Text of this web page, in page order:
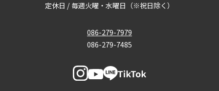
定休日 / 毎週火曜・水曜日（※祝日除く）
086-279-7979
086-279-7485